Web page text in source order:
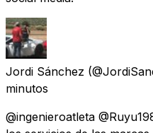
Jordi Sánchez
minutos
@ingenieroatleta